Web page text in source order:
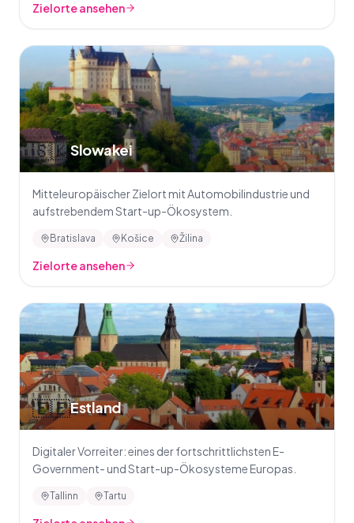
Zielorte ansehen
🇸🇰Slowakei
Mitteleuropäischer Zielort mit Automobilindustrie und
aufstrebendem Start-up-Ökosystem.
Bratislava Košice Žilina
Zielorte ansehen
🇪🇪Estland
Digitaler Vorreiter: eines der fortschrittlichsten E-
Government- und Start-up-Ökosysteme Europas.
Tallinn Tartu